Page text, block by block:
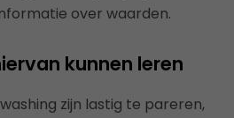
over waarden.
kunnen leren
zijn lastig te pareren,